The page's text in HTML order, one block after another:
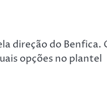
direção do Benfica.
opções no plantel